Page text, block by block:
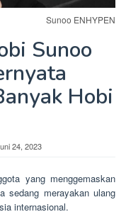
Sunoo ENHYPEN
Sunoo
Hobi
24, 2023
yang menggemaskan
sedang merayakan ulang
internasional.